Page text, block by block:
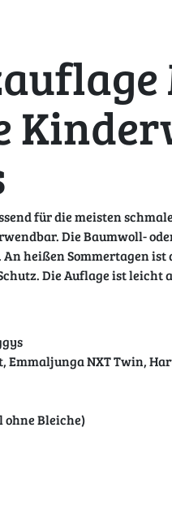
für die meisten
Die Baumwoll-
heißen Sommertagen ist
Die Auflage ist leicht
Emmaljunga NXT Twin,
ohne Bleiche)